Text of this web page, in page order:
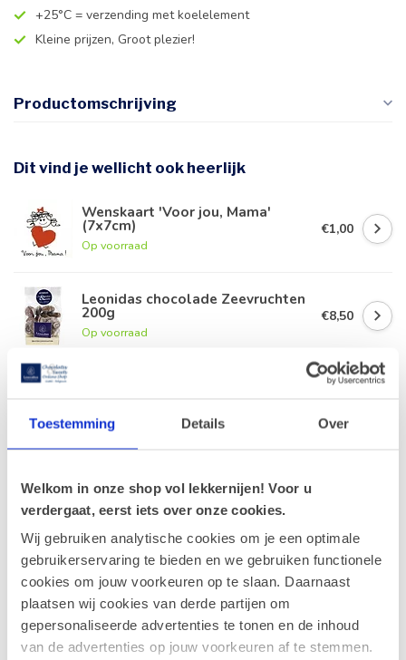
Toestemming Details Over
Welkom in onze shop vol lekkernijen! Voor u
verdergaat, eerst iets over onze cookies.
Wij gebruiken analytische cookies om je een optimale
gebruikerservaring te bieden en we gebruiken functionele
cookies om jouw voorkeuren op te slaan. Daarnaast
plaatsen wij cookies van derde partijen om
gepersonaliseerde advertenties te tonen en de inhoud
van de advertenties op jouw voorkeuren af te stemmen.
+25°C = verzending met koelelement
Kleine prijzen, Groot plezier!
Productomschrijving
Dit vind je wellicht ook heerlijk
Wenskaart 'Voor jou, Mama'
(7x7cm)
Op voorraad
€1,00
Leonidas chocolade Zeevruchten
200g
Op voorraad
€8,50
CAVA 75cl
Op voorraad
Leonidas Amandelkoekjes met
chocolade
Op voorraad
€4,90